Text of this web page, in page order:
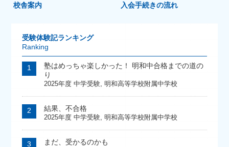
校舎案内 入会手続きの流れ
受験体験記ランキング
Ranking
塾はめっちゃ楽しかった！ 明和中合格までの道の
り
2025年度 中学受験, 明和高等学校附属中学校
結果、不合格
2025年度 中学受験, 明和高等学校附属中学校
まだ、受かるのかも